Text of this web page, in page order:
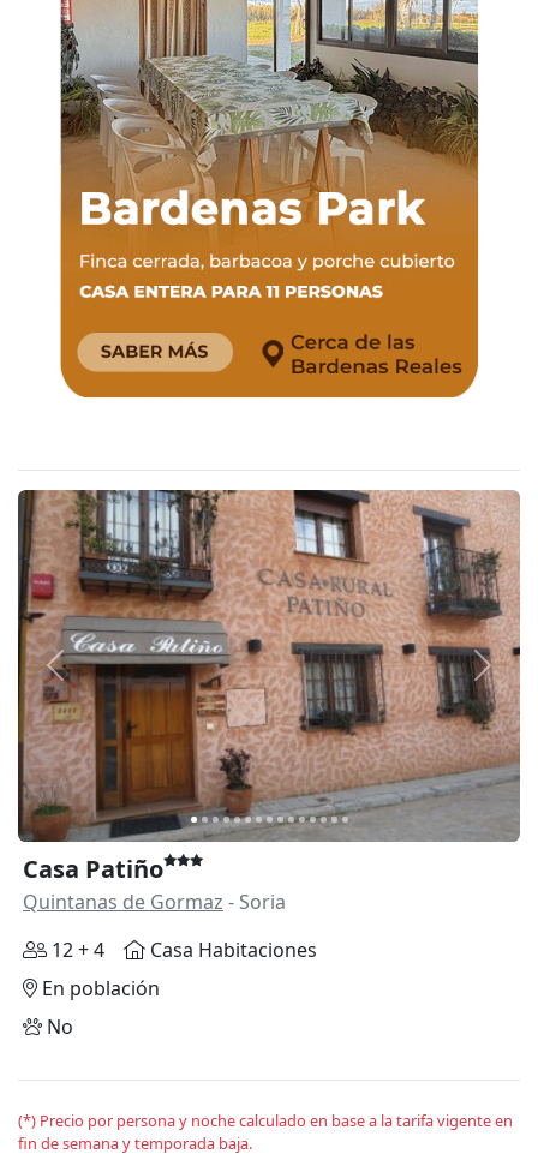
Anterior
Casa Patiño
Quintanas de Gormaz - Soria
12 + 4
Casa Habitaciones
En población
No
(*) Precio por persona y noche calculado en base a la tarifa vigente en
fin de semana y temporada baja.